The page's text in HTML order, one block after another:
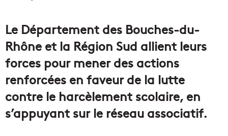
Le Département des Bouches-du-
Rhône et la Région Sud allient leurs
forces pour mener des actions
renforcées en faveur de la lutte
contre le harcèlement scolaire, en
s’appuyant sur le réseau associatif.